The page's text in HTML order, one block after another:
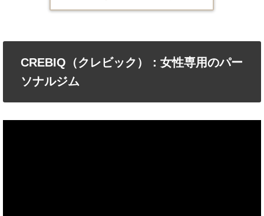
CREBIQ（クレビック）：女性専用のパー
ソナルジム